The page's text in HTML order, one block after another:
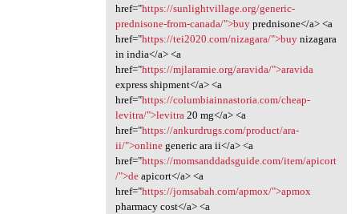
href="https://sunlightvillage.org/generic-
prednisone-from-canada/">buyprednisone</a> <a
href="https://tei2020.com/nizagara/">buynizagara
in india</a> <a
href="https://mjlaramie.org/aravida/">aravida
express shipment</a> <a
href="https://columbiainnastoria.com/cheap-
levitra/">levitra 20 mg</a> <a
href="https://ankurdrugs.com/product/ara-
ii/">onlinegeneric ara ii</a> <a
href="https://momsanddadsguide.com/item/apicort
/">deapicort</a> <a
href="https://jomsabah.com/apmox/">apmox
pharmacy cost</a> <a